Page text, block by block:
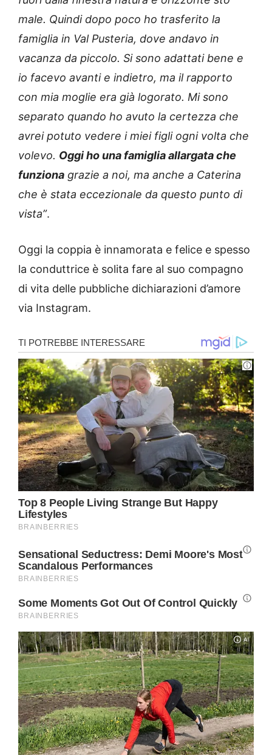
male. Quindi dopo poco ho trasferito la
famiglia in Val Pusteria, dove andavo in
vacanza da piccolo. Si sono adattati bene e
io facevo avanti e indietro, ma il rapporto
con mia moglie era già logorato. Mi sono
separato quando ho avuto la certezza che
avrei potuto vedere i miei figli ogni volta che
volevo. Oggi ho una famiglia allargata che
funziona grazie a noi, ma anche a Caterina
che è stata eccezionale da questo punto di
vista”.
Oggi la coppia è innamorata e felice e spesso
la conduttrice è solita fare al suo compagno
di vita delle pubbliche dichiarazioni d’amore
via Instagram.